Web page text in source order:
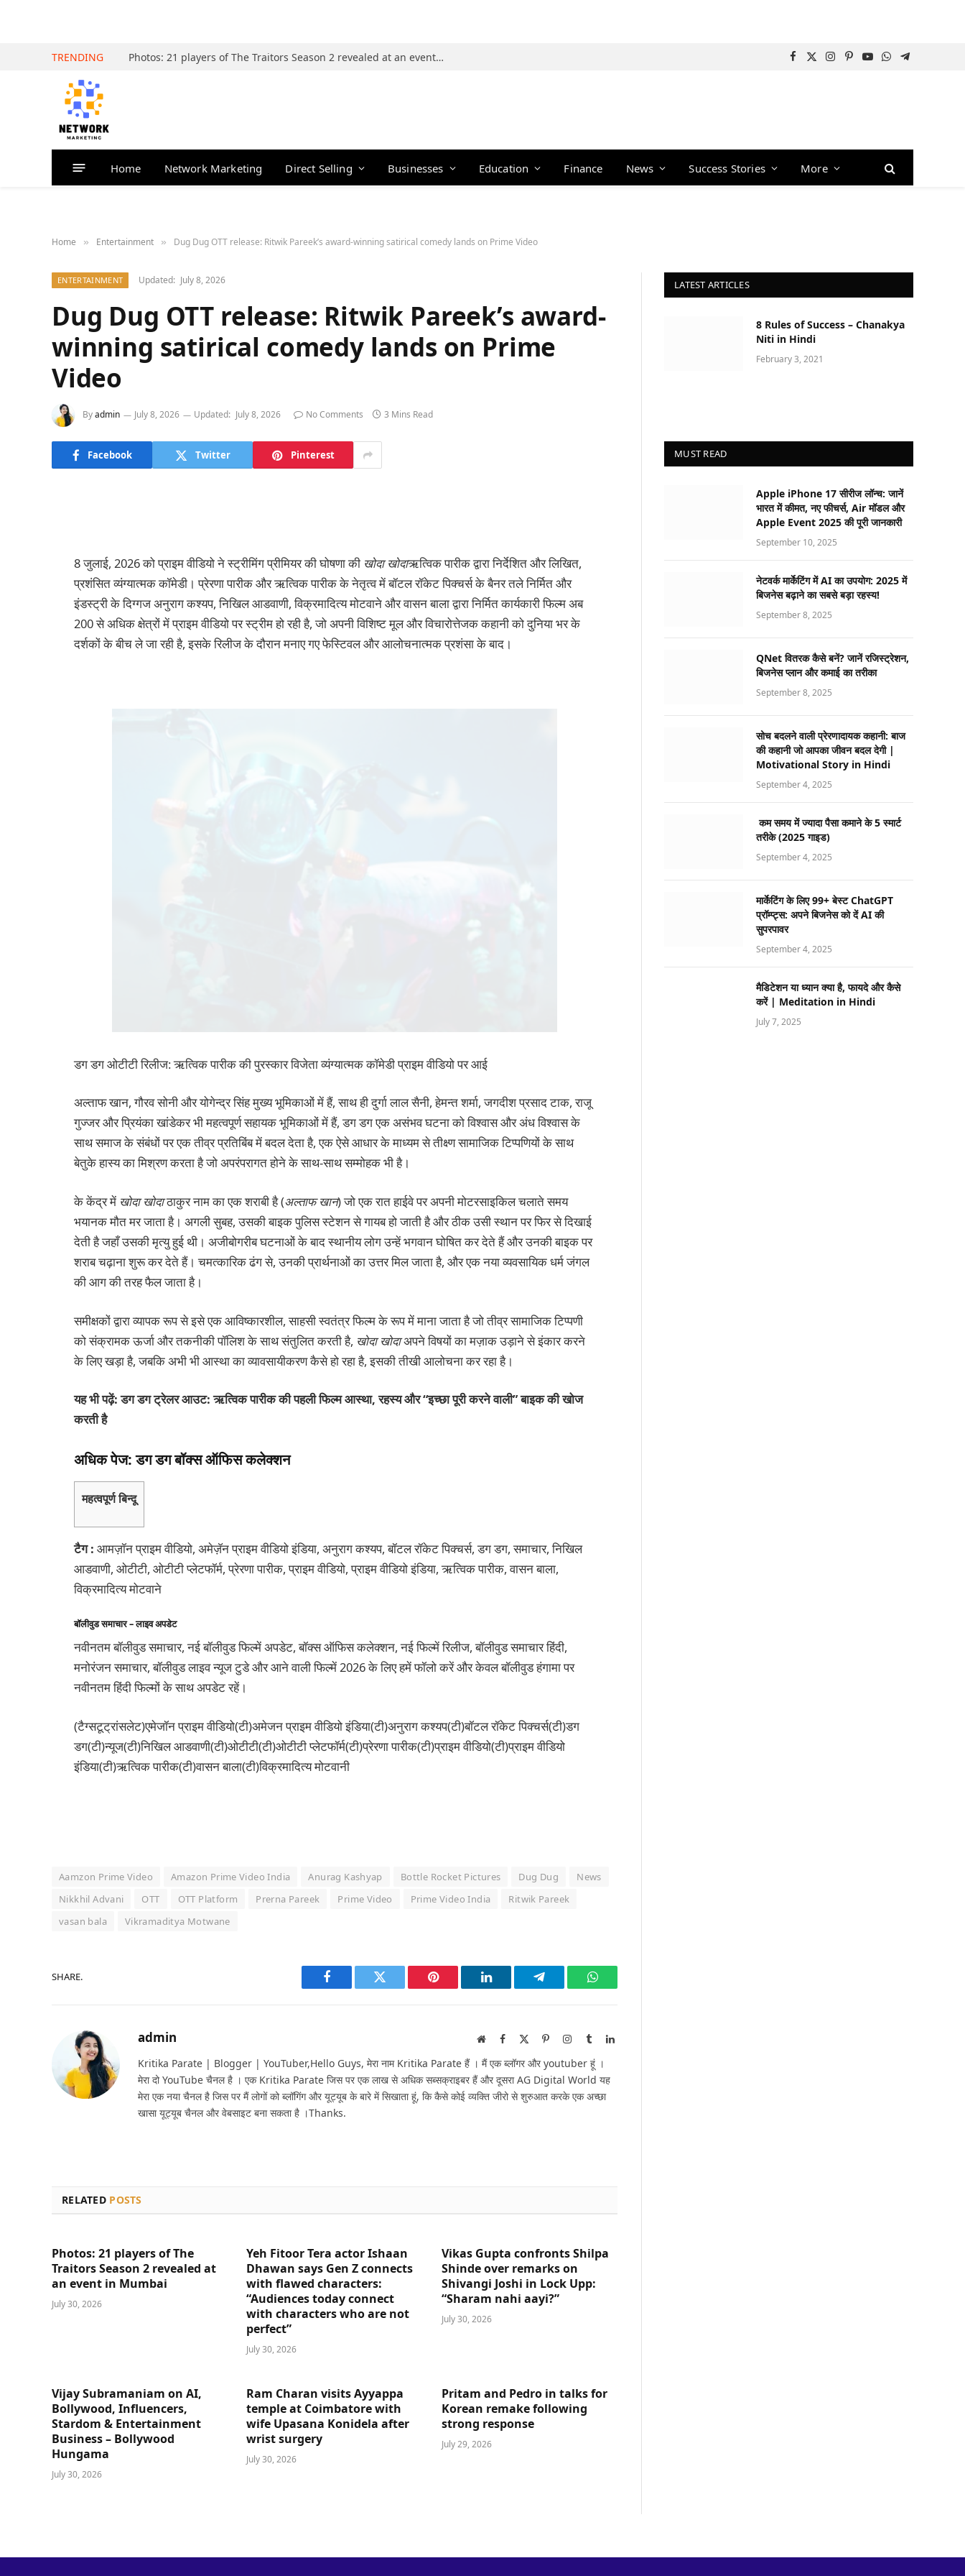
TRENDING Photos: 21 players of The Traitors Season 2 revealed at an event in Mumbai Facebook
X
Instagram
Pinterest
YouTube
WhatsApp
Telegram
Home Network Marketing Direct Selling Businesses Education Finance News Success Stories More
Home » Entertainment » Dug Dug OTT release: Ritwik Pareek’s award-winning satirical comedy lands on Prime Video
ENTERTAINMENT Updated: July 8, 2026
Dug Dug OTT release: Ritwik Pareek’s award-
winning satirical comedy lands on Prime
Video
Byadmin July 8, 2026 Updated: July 8, 2026 No Comments 3 Mins Read
Facebook Twitter Pinterest
8 जुलाई, 2026 को प्राइम वीडियो ने स्ट्रीमिंग प्रीमियर की घोषणा की खोदा खोदाऋत्विक पारीक द्वारा निर्देशित और लिखित,
प्रशंसित व्यंग्यात्मक कॉमेडी। प्रेरणा पारीक और ऋत्विक पारीक के नेतृत्व में बॉटल रॉकेट पिक्चर्स के बैनर तले निर्मित और
इंडस्ट्री के दिग्गज अनुराग कश्यप, निखिल आडवाणी, विक्रमादित्य मोटवाने और वासन बाला द्वारा निर्मित कार्यकारी फिल्म अब
200 से अधिक क्षेत्रों में प्राइम वीडियो पर स्ट्रीम हो रही है, जो अपनी विशिष्ट मूल और विचारोत्तेजक कहानी को दुनिया भर के
दर्शकों के बीच ले जा रही है, इसके रिलीज के दौरान मनाए गए फेस्टिवल और आलोचनात्मक प्रशंसा के बाद।
डग डग ओटीटी रिलीज: ऋत्विक पारीक की पुरस्कार विजेता व्यंग्यात्मक कॉमेडी प्राइम वीडियो पर आई
अल्ताफ खान, गौरव सोनी और योगेन्द्र सिंह मुख्य भूमिकाओं में हैं, साथ ही दुर्गा लाल सैनी, हेमन्त शर्मा, जगदीश प्रसाद टाक, राजू
गुज्जर और प्रियंका खांडेकर भी महत्वपूर्ण सहायक भूमिकाओं में हैं, डग डग एक असंभव घटना को विश्वास और अंध विश्वास के
साथ समाज के संबंधों पर एक तीव्र प्रतिबिंब में बदल देता है, एक ऐसे आधार के माध्यम से तीक्ष्ण सामाजिक टिप्पणियों के साथ
बेतुके हास्य का मिश्रण करता है जो अपरंपरागत होने के साथ-साथ सम्मोहक भी है।
के केंद्र में खोदा खोदाठाकुर नाम का एक शराबी है (अल्ताफ खान) जो एक रात हाईवे पर अपनी मोटरसाइकिल चलाते समय
भयानक मौत मर जाता है। अगली सुबह, उसकी बाइक पुलिस स्टेशन से गायब हो जाती है और ठीक उसी स्थान पर फिर से दिखाई
देती है जहाँ उसकी मृत्यु हुई थी। अजीबोगरीब घटनाओं के बाद स्थानीय लोग उन्हें भगवान घोषित कर देते हैं और उनकी बाइक पर
शराब चढ़ाना शुरू कर देते हैं। चमत्कारिक ढंग से, उनकी प्रार्थनाओं का उत्तर मिल जाता है, और एक नया व्यवसायिक धर्म जंगल
की आग की तरह फैल जाता है।
समीक्षकों द्वारा व्यापक रूप से इसे एक आविष्कारशील, साहसी स्वतंत्र फिल्म के रूप में माना जाता है जो तीव्र सामाजिक टिप्पणी
को संक्रामक ऊर्जा और तकनीकी पॉलिश के साथ संतुलित करती है, खोदा खोदाअपने विषयों का मज़ाक उड़ाने से इंकार करने
के लिए खड़ा है, जबकि अभी भी आस्था का व्यावसायीकरण कैसे हो रहा है, इसकी तीखी आलोचना कर रहा है।
यह भी पढ़ें: डग डग ट्रेलर आउट: ऋत्विक पारीक की पहली फिल्म आस्था, रहस्य और “इच्छा पूरी करने वाली” बाइक की खोज
करती है
अधिक पेज: डग डग बॉक्स ऑफिस कलेक्शन
महत्वपूर्ण बिन्दू
टैग : आमज़ॉन प्राइम वीडियो, अमेज़ॅन प्राइम वीडियो इंडिया, अनुराग कश्यप, बॉटल रॉकेट पिक्चर्स, डग डग, समाचार, निखिल
आडवाणी, ओटीटी, ओटीटी प्लेटफॉर्म, प्रेरणा पारीक, प्राइम वीडियो, प्राइम वीडियो इंडिया, ऋत्विक पारीक, वासन बाला,
विक्रमादित्य मोटवाने
बॉलीवुड समाचार – लाइव अपडेट
नवीनतम बॉलीवुड समाचार, नई बॉलीवुड फिल्में अपडेट, बॉक्स ऑफिस कलेक्शन, नई फिल्में रिलीज, बॉलीवुड समाचार हिंदी,
मनोरंजन समाचार, बॉलीवुड लाइव न्यूज टुडे और आने वाली फिल्में 2026 के लिए हमें फॉलो करें और केवल बॉलीवुड हंगामा पर
नवीनतम हिंदी फिल्मों के साथ अपडेट रहें।
(टैग्सटूट्रांसलेट)एमेजॉन प्राइम वीडियो(टी)अमेजन प्राइम वीडियो इंडिया(टी)अनुराग कश्यप(टी)बॉटल रॉकेट पिक्चर्स(टी)डग
डग(टी)न्यूज(टी)निखिल आडवाणी(टी)ओटीटी(टी)ओटीटी प्लेटफॉर्म(टी)प्रेरणा पारीक(टी)प्राइम वीडियो(टी)प्राइम वीडियो
इंडिया(टी)ऋत्विक पारीक(टी)वासन बाला(टी)विक्रमादित्य मोटवानी
Aamzon Prime Video Amazon Prime Video India Anurag Kashyap Bottle Rocket Pictures Dug Dug
News
Nikkhil Advani
OTT OTT Platform Prerna Pareek Prime Video Prime Video India
Ritwik Pareek
vasan bala
Vikramaditya Motwane
SHARE.
Facebook Twitter Pinterest LinkedIn Telegram WhatsApp
admin WebsiteFacebook PinterestInstagram
TumblrLinkedIn
Kritika Parate | Blogger | YouTuber,Hello Guys, मेरा नाम Kritika Parate हैं । मैं एक ब्लॉगर और youtuber हूं ।
मेरा दो YouTube चैनल है । एक Kritika Parate जिस पर एक लाख से अधिक सब्सक्राइबर हैं और दूसरा AG Digital World यह
मेरा एक नया चैनल है जिस पर मैं लोगों को ब्लॉगिंग और यूट्यूब के बारे में सिखाता हूं, कि कैसे कोई व्यक्ति जीरो से शुरुआत करके एक अच्छा
खासा यूट्यूब चैनल और वेबसाइट बना सकता है ।Thanks.
RELATED POSTS
Photos: 21 players of The
Traitors Season 2 revealed at
an event in Mumbai
July 30, 2026
Yeh Fitoor Tera actor Ishaan
Dhawan says Gen Z connects
with flawed characters:
“Audiences today connect
with characters who are not
perfect”
July 30, 2026
Vikas Gupta confronts Shilpa
Shinde over remarks on
Shivangi Joshi in Lock Upp:
“Sharam nahi aayi?”
July 30, 2026
Vijay Subramaniam on AI,
Bollywood, Influencers,
Stardom & Entertainment
Business – Bollywood
Hungama
July 30, 2026
Ram Charan visits Ayyappa
temple at Coimbatore with
wife Upasana Konidela after
wrist surgery
July 30, 2026
Pritam and Pedro in talks for
Korean remake following
strong response
July 29, 2026
LATEST ARTICLES
8 Rules of Success – Chanakya
Niti in Hindi
February 3, 2021
MUST READ
Apple iPhone 17 सीरीज लॉन्च: जानें
भारत में कीमत, नए फीचर्स, Air मॉडल और
Apple Event 2025 की पूरी जानकारी
September 10, 2025
नेटवर्क मार्केटिंग में AI का उपयोग: 2025 में
बिजनेस बढ़ाने का सबसे बड़ा रहस्य!
September 8, 2025
QNet वितरक कैसे बनें? जानें रजिस्ट्रेशन,
बिजनेस प्लान और कमाई का तरीका
September 8, 2025
सोच बदलने वाली प्रेरणादायक कहानी: बाज
की कहानी जो आपका जीवन बदल देगी |
Motivational Story in Hindi
September 4, 2025
कम समय में ज्यादा पैसा कमाने के 5 स्मार्ट
तरीके (2025 गाइड)
September 4, 2025
मार्केटिंग के लिए 99+ बेस्ट ChatGPT
प्रॉम्प्ट्स: अपने बिजनेस को दें AI की
सुपरपावर
September 4, 2025
मैडिटेशन या ध्यान क्या है, फायदे और कैसे
करें | Meditation in Hindi
July 7, 2025